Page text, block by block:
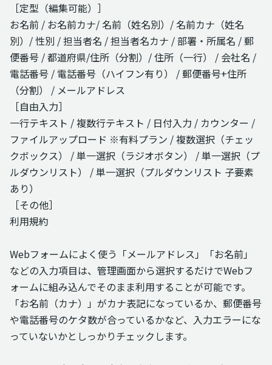
［定型（編集可能）］
お名前 / お名前カナ/ 名前（姓名別）/ 名前カナ（姓名
別）/ 性別 / 担当者名 / 担当者名カナ / 部署・所属名 / 郵
便番号 / 都道府県/住所（分割）/ 住所（一行） / 会社名 /
電話番号 / 電話番号（ハイフン有り） / 郵便番号+住所
（分割） / メールアドレス
［自由入力］
一行テキスト / 複数行テキスト / 日付入力 / カウンター /
ファイルアップロード ※有料プラン / 複数選択（チェッ
クボックス） / 単一選択（ラジオボタン） / 単一選択（プ
ルダウンリスト） / 単一選択（プルダウンリスト 子要素
あり）
［その他］
利用規約
Webフォームによく使う「メールアドレス」「お名前」
などの入力項目は、管理画面から選択するだけでWebフ
ォームに組み込んでそのまま利用することが可能です。
「お名前（カナ）」がカナ表記になっているか、郵便番号
や電話番号のケタ数が合っているかなど、入力エラーにな
っていないかとしっかりチェックします。